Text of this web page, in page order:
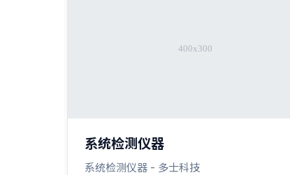
系统检测仪器
系统检测仪器 - 多士科技